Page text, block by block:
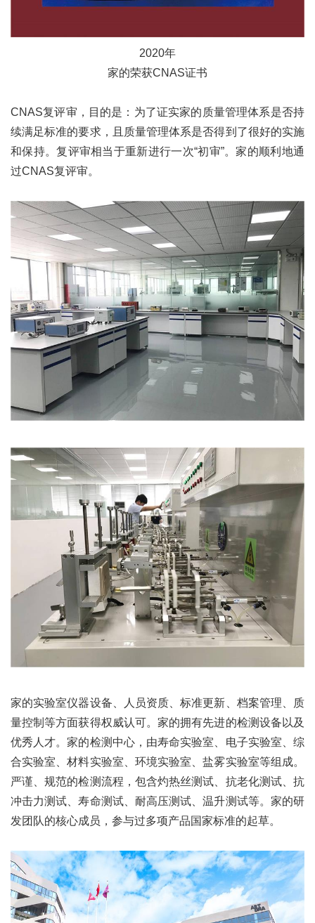
2020年
家的荣获CNAS证书
CNAS复评审，目的是：为了证实家的质量管理体系是否持
续满足标准的要求，且质量管理体系是否得到了很好的实施
和保持。复评审相当于重新进行一次“初审”。家的顺利地通
过CNAS复评审。
家的实验室仪器设备、人员资质、标准更新、档案管理、质
量控制等方面获得权威认可。家的拥有先进的检测设备以及
优秀人才。家的检测中心，由寿命实验室、电子实验室、综
合实验室、材料实验室、环境实验室、盐雾实验室等组成。
严谨、规范的检测流程，包含灼热丝测试、抗老化测试、抗
冲击力测试、寿命测试、耐高压测试、温升测试等。家的研
发团队的核心成员，参与过多项产品国家标准的起草。